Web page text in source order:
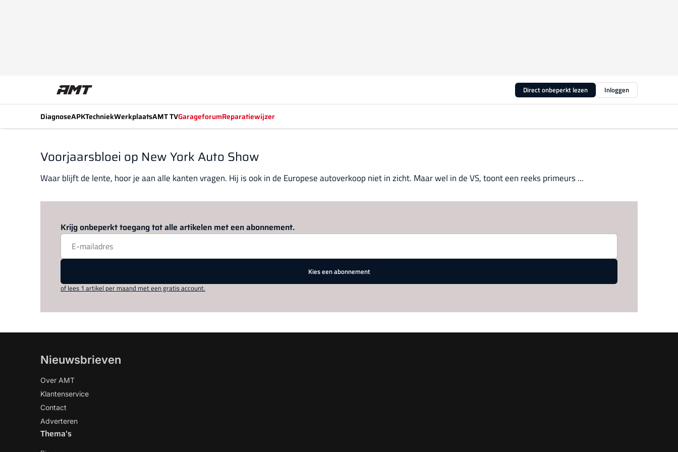
Direct onbeperkt lezen Inloggen
DiagnoseAPKTechniekWerkplaatsAMT TVGarageforumReparatiewijzer
Voorjaarsbloei op New York Auto Show
Waar blijft de lente, hoor je aan alle kanten vragen. Hij is ook in de Europese autoverkoop niet in zicht. Maar wel in de VS, toont een reeks primeurs ...
Krijg onbeperkt toegang tot alle artikelen met een abonnement.
Kies een abonnement
of lees 1 artikel per maand met een gratis account.
Nieuwsbrieven
Over AMT
Klantenservice
Contact
Adverteren
Thema's